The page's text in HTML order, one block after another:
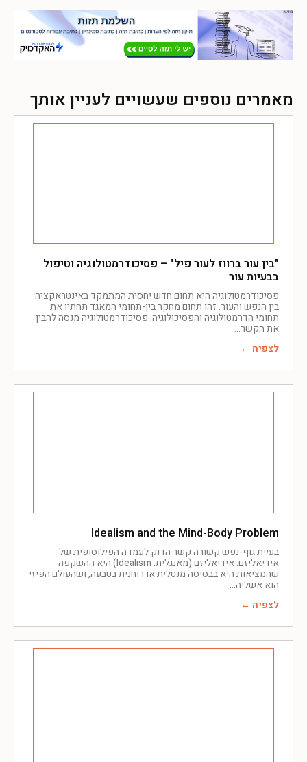
מאמרים נוספים שעשויים לעניין אותך
"בין עור ברווז לעור פיל" – פסיכודרמטולוגיה וטיפול
בבעיות עור
פסיכודרמטולוגיה היא תחום חדש יחסית המתמקד באינטראקציה
בין הנפש והעור. זהו תחום מחקר בין-תחומי המאגד תחתיו את
תחומי הדרמטולוגיה והפסיכולוגיה. פסיכודרמטולוגיה מנסה להבין
את הקשר
לצפיה ←
Idealism and the Mind-Body Problem
בעיית גוף-נפש קשורה קשר הדוק לעמדה הפילוסופית של
אידיאליזם. אידיאליזם (מאנגלית: Idealism) היא ההשקפה
שהמציאות היא בבסיסה מנטלית או רוחנית בטבעה, ושהעולם הפיזי
הוא אשליה
לצפיה ←